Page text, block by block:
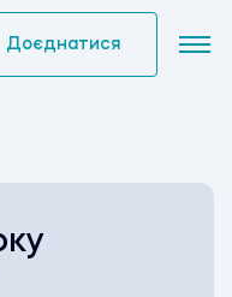
Доєднатися